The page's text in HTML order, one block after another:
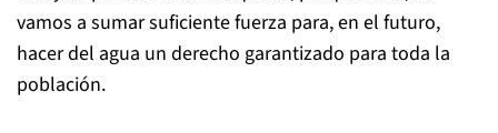
vamos a sumar suficiente fuerza para, en el futuro,
hacer del agua un derecho garantizado para toda la
población.